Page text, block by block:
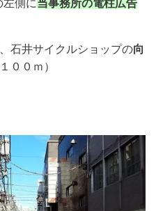
側に当事務所の電柱広告
石井サイクルショップの向
００ｍ）